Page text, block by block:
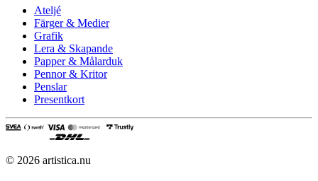
Ateljé
Färger & Medier
Grafik
Lera & Skapande
Papper & Målarduk
Pennor & Kritor
Penslar
Presentkort
© 2026 artistica.nu